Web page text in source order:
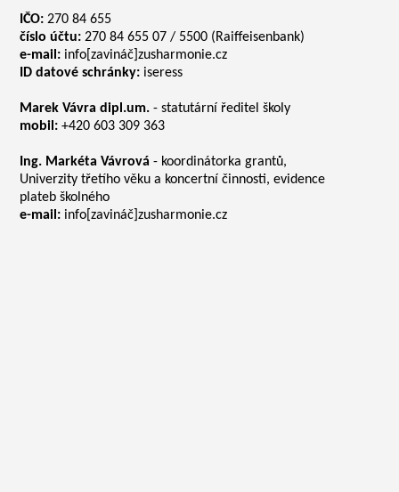
IČO: 270 84 655
číslo účtu: 270 84 655 07 / 5500 (Raiffeisenbank)
e-mail: info[zavináč]zusharmonie.cz
ID datové schránky: iseress
Marek Vávra dipl.um. - statutární ředitel školy
mobil: +420 603 309 363
Ing. Markéta Vávrová - koordinátorka grantů,
Univerzity třetího věku a koncertní činnosti, evidence
plateb školného
e-mail: info[zavináč]zusharmonie.cz